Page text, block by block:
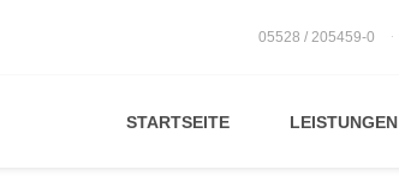
05528 / 205459-0
STARTSEITE LEISTUNGEN